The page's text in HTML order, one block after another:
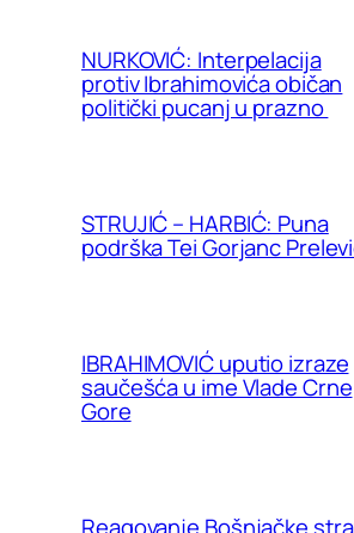
NURKOVIĆ: Interpelacija
protiv Ibrahimovića običan
politički pucanj u prazno
STRUJIĆ – HARBIĆ: Puna
podrška Tei Gorjanc
IBRAHIMOVIĆ uputio izraze
saučešća u ime Vlade Crne
Gore
Reagovanje Bošnjačke